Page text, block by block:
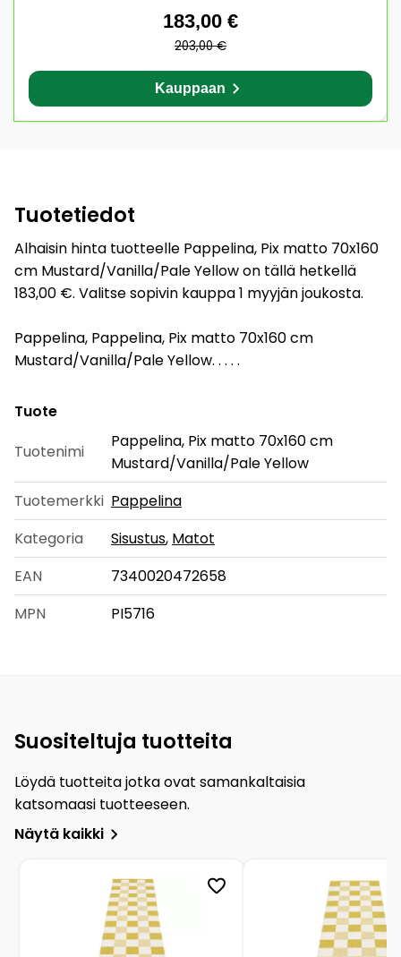
183,00 €
203,00 €
Kauppaan
Tuotetiedot
Alhaisin hinta tuotteelle Pappelina, Pix matto 70x160
cm Mustard/Vanilla/Pale Yellow on tällä hetkellä
183,00 €. Valitse sopivin kauppa 1 myyjän joukosta.
Pappelina, Pappelina, Pix matto 70x160 cm
Mustard/Vanilla/Pale Yellow. . . . .
Tuote
Tuotenimi
Pappelina, Pix matto 70x160 cm
Mustard/Vanilla/Pale Yellow
Tuotemerkki Pappelina
Kategoria
Sisustus, Matot
EAN
7340020472658
MPN
PI5716
Suositeltuja tuotteita
Löydä tuotteita jotka ovat samankaltaisia
katsomaasi tuotteeseen.
Näytä kaikki